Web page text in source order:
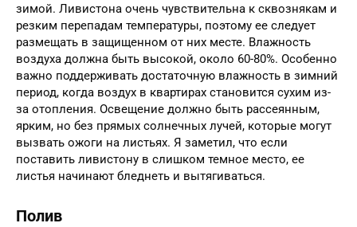
зимой. Ливистона очень чувствительна к сквознякам и
резким перепадам температуры, поэтому ее следует
размещать в защищенном от них месте. Влажность
воздуха должна быть высокой, около 60-80%. Особенно
важно поддерживать достаточную влажность в зимний
период, когда воздух в квартирах становится сухим из-
за отопления. Освещение должно быть рассеянным,
ярким, но без прямых солнечных лучей, которые могут
вызвать ожоги на листьях. Я заметил, что если
поставить ливистону в слишком темное место, ее
листья начинают бледнеть и вытягиваться.
Полив